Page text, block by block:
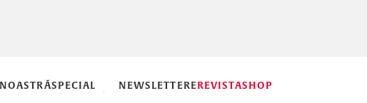
SPECIAL NEWSLETTEREREVISTASHOP